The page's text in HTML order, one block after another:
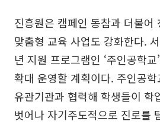
진흥원은 캠페인 동참과 더불어
맞춤형 교육 사업도 강화한다.
년 지원 프로그램인 ‘주인공학
확대 운영할 계획이다. 주인공학
유관기관과 협력해 학생들이 학
벗어나 자기주도적으로 진로를